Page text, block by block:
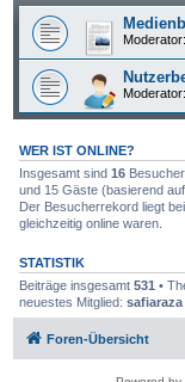
Moderator:
Moderator:
WER IST ONLINE?
Insgesamt sind 16Besucher
und 15 Gäste (basierend
Der Besucherrekord liegt bei
gleichzeitig online waren.
STATISTIK
Beiträge insgesamt 531 •
neuestes Mitglied: safiaraza
Foren-Übersicht